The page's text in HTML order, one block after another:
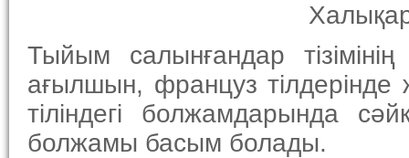
Тыйым салынғандар
ағылшын, француз
тіліндегі болжамдарында
болжамы басым болады.